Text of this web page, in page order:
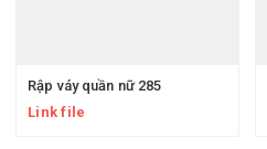
Rập váy quần nữ 285
Link file